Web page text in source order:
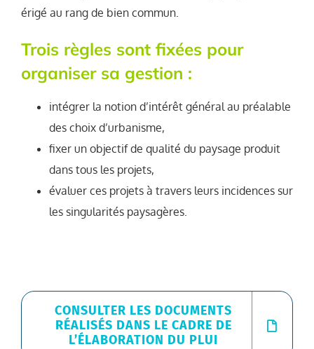
érigé au rang de bien commun.
Trois règles sont fixées pour
organiser sa gestion :
intégrer la notion d’intérêt général au préalable
des choix d’urbanisme,
fixer un objectif de qualité du paysage produit
dans tous les projets,
évaluer ces projets à travers leurs incidences sur
les singularités paysagères.
CONSULTER LES DOCUMENTS
RÉALISÉS DANS LE CADRE DE
L’ÉLABORATION DU PLUI